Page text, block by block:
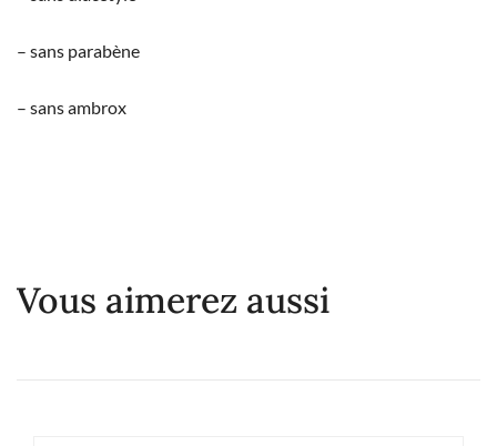
– sans parabène
– sans ambrox
Vous aimerez aussi